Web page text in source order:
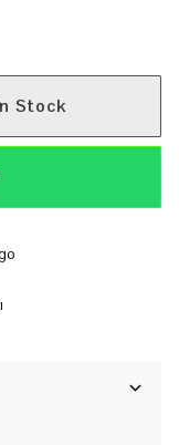
Stock